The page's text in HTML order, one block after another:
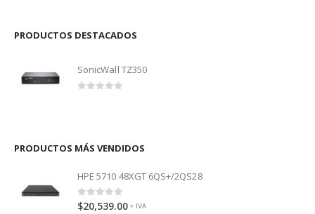
PRODUCTOS DESTACADOS
SonicWall TZ350
PRODUCTOS MÁS VENDIDOS
HPE 5710 48XGT 6QS+/2QS28
0out of 5
$20,539.00 + IVA